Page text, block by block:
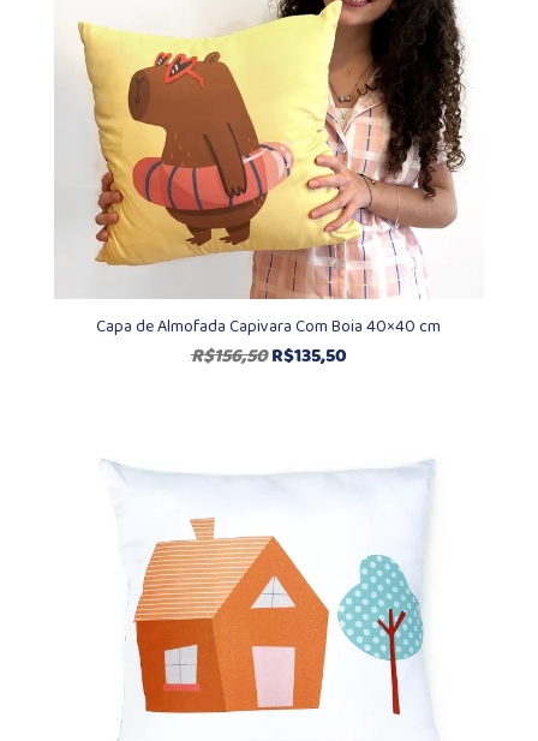
Capa de Almofada Capivara Com Boia 40×40 cm
R$156,50O
R$135,50O
R$135,50.